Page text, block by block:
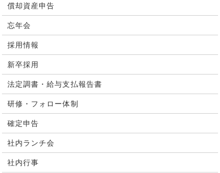
償却資産申告
忘年会
採用情報
新卒採用
法定調書・給与支払報告書
研修・フォロー体制
確定申告
社内ランチ会
社内行事